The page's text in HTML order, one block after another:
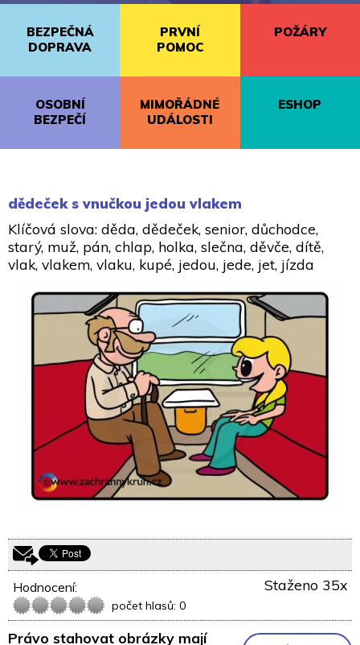
BEZPEČNÁ
DOPRAVA
PRVNÍ
POMOC
POŽÁRY
OSOBNÍ
BEZPEČÍ
MIMOŘÁDNÉ
UDÁLOSTI
ESHOP
dědeček s vnučkou jedou vlakem
Klíčová slova: děda, dědeček, senior, důchodce,
starý, muž, pán, chlap, holka, slečna, děvče, dítě,
vlak, vlakem, vlaku, kupé, jedou, jede, jet, jízda
Staženo 35x
Hodnocení:
počet hlasů: 0
Právo stahovat obrázky mají